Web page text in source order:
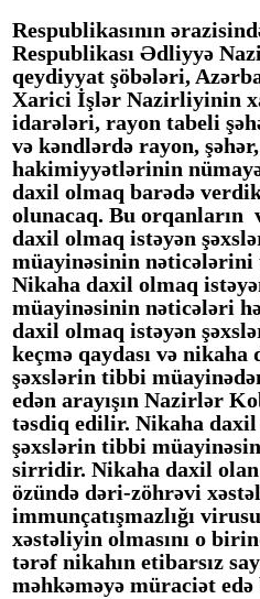
Respublikasının
Respublikası Ədliyyə
qeydiyyat şöbələri,
Xarici İşlər Nazirliyinin
idarələri, rayon tabeli
və kəndlərdə rayon,
hakimiyyətlərinin
daxil olmaq barədə
olunacaq. Bu orqanların
daxil olmaq istəyən
müayinəsinin nəticələrini
Nikaha daxil olmaq
müayinəsinin nəticələri
daxil olmaq istəyən
keçmə qaydası və
şəxslərin tibbi
edən arayışın Nazirlər
təsdiq edilir. Nikaha daxil
şəxslərin tibbi
sirridir. Nikaha daxil
özündə dəri-zöhrəvi
immunçatışmazlığı
xəstəliyin olmasını o
tərəf nikahın etibarsız
məhkəməyə müraciət edə